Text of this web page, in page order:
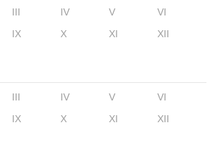
III IV V
VI
IX X XI XII
III IV V
VI
IX X XI XII